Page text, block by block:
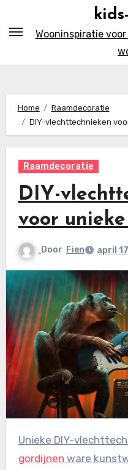
naar
Wooninspiratie
Home
Raamdecoratie
DIY-vlechttechnieken
Raamdecoratie
DIY-
voor
Door Fien april
Unieke DIY-
gordijnen ware